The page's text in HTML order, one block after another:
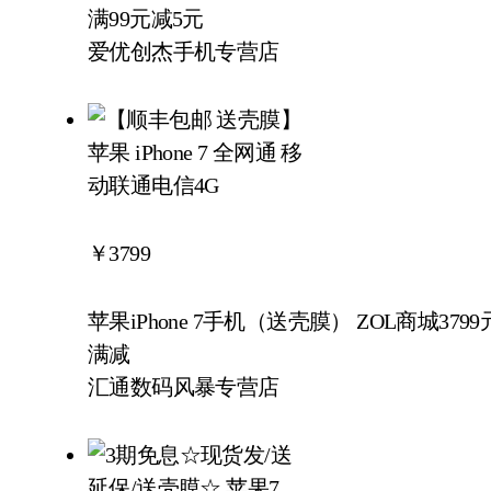
满99元减5元
爱优创杰手机专营店
￥3799
苹果iPhone 7手机（送壳膜） ZOL商城3799
满减
汇通数码风暴专营店